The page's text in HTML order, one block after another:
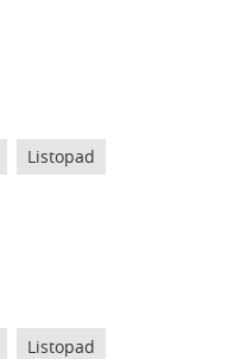
Listopad
Listopad